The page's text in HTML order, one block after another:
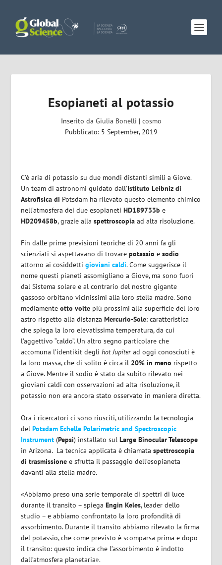
Esopianeti al potassio
Inserito da Giulia Bonelli | cosmo
Pubblicato: 5 September, 2019
C’è aria di potassio su due mondi distanti simili a Giove.
Un team di astronomi guidato dall’Istituto Leibniz di
Astrofisica di Potsdam ha rilevato questo elemento chimico
nell’atmosfera dei due esopianetiHD189733b e
HD209458b, grazie allaspettroscopia ad alta risoluzione.
Fin dalle prime previsioni teoriche di 20 anni fa gli
scienziati si aspettavano di trovarepotassio esodio
attorno ai cosiddettigioviani caldi. Come suggerisce il
nome questi pianeti assomigliano a Giove, ma sono fuori
dal Sistema solare e al contrario del nostro gigante
gassoso orbitano vicinissimi alla loro stella madre. Sono
mediamenteotto volte più prossimi alla superficie del loro
astro rispetto alla distanzaMercurio-Sole: caratteristica
che spiega la loro elevatissima temperatura, da cui
l’aggettivo “caldo”. Un altro segno particolare che
accomuna l’identikit deglihot Jupiterad oggi conosciuti è
la loro massa, che di solito è circa il 20% in meno rispetto
a Giove. Mentre il sodio è stato da subito rilevato nei
gioviani caldi con osservazioni ad alta risoluzione, il
potassio non era ancora stato osservato in maniera diretta.
Ora i ricercatori ci sono riusciti, utilizzando la tecnologia
delPotsdam Echelle Polarimetric and Spectroscopic
Instrument (Pepsi) installato sulLarge Binocular Telescope
in Arizona. La tecnica applicata è chiamataspettroscopia
di trasmissione e sfrutta il passaggio dell’esopianeta
davanti alla stella madre.
«Abbiamo preso una serie temporale di spettri di luce
durante il transito – spiegaEngin Keles, leader dello
studio – e abbiamo confrontato la loro profondità di
assorbimento. Durante il transito abbiamo rilevato la firma
del potassio, che come previsto è scomparsa prima e dopo
il transito: questo indica che l’assorbimento è indotto
dall’atmosfera planetaria».